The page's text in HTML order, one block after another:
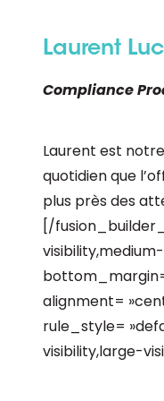
Laurent
Compliance
Laurent est
quotidien que
plus près des
[/
bottom_margin=
alignment=
rule_style=
visibility,large-